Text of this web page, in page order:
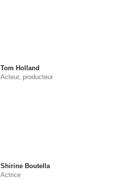
Tom Holland
Acteur, producteur
Shirine Boutella
Actrice